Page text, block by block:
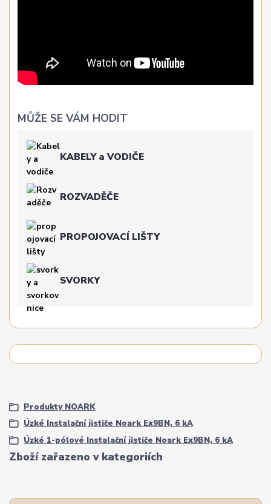
MŮŽE SE VÁM HODIT
KABELY a VODIČE
ROZVADĚČE
PROPOJOVACÍ LIŠTY
SVORKY
Zboží zařazeno v kategoriích
Produkty NOARK
Úzké Instalační jističe Noark Ex9BN, 6 kA
Úzké 1-pólové Instalační jističe Noark Ex9BN, 6 kA